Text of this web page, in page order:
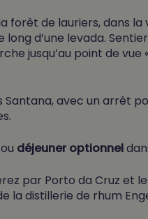
forêt de lauriers, dans la
d’une levada.
jusqu’au point de vue
Santana, avec un arrêt
déjeuner optionnel
par Porto da Cruz et
la distillerie de rhum